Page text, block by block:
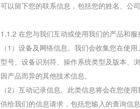
可以留下您的联系信息，包括您的姓名、公
1.1.2 在您与我们互动或使用我们的产品和
（1）设备及网络信息。我们会收集您在使
型号、设备识别符、操作系统类型及版本、
因产品而异的其他技术信息。
（2）互动记录信息。此类信息将会在您使
供给我们的信息请求，包括您输入的查询信